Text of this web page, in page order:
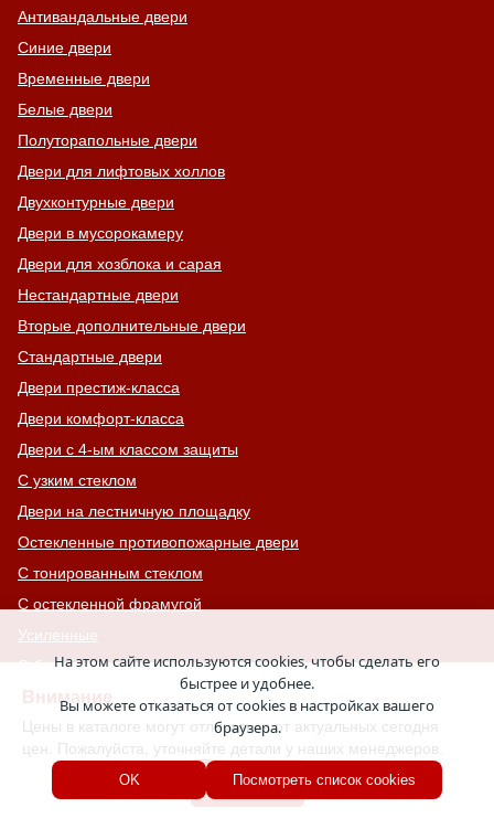
Внимание
Цены в каталоге могут отличаться от актуальных сегодня
цен. Пожалуйста, уточняйте детали у наших менеджеров.
Хорошо
Антивандальные двери
Синие двери
Временные двери
Белые двери
Полуторапольные двери
Двери для лифтовых холлов
Двухконтурные двери
Двери в мусорокамеру
Двери для хозблока и сарая
Нестандартные двери
Вторые дополнительные двери
Стандартные двери
Двери престиж-класса
Двери комфорт-класса
Двери с 4-ым классом защиты
С узким стеклом
Двери на лестничную площадку
Остекленные противопожарные двери
С тонированным стеклом
С остекленной фрамугой
Усиленные
С большим стеклом
С широкими наличниками
Серые двери
С увеличенной и толстой коробкой
Двери с выдавленным рисунком
На этом сайте используются cookies, чтобы сделать его
быстрее и удобнее.
Вы можете отказаться от cookies в настройках вашего
браузера.
OK Посмотреть список cookies